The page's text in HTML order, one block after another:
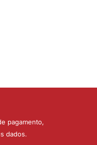
pagamento,
dados.